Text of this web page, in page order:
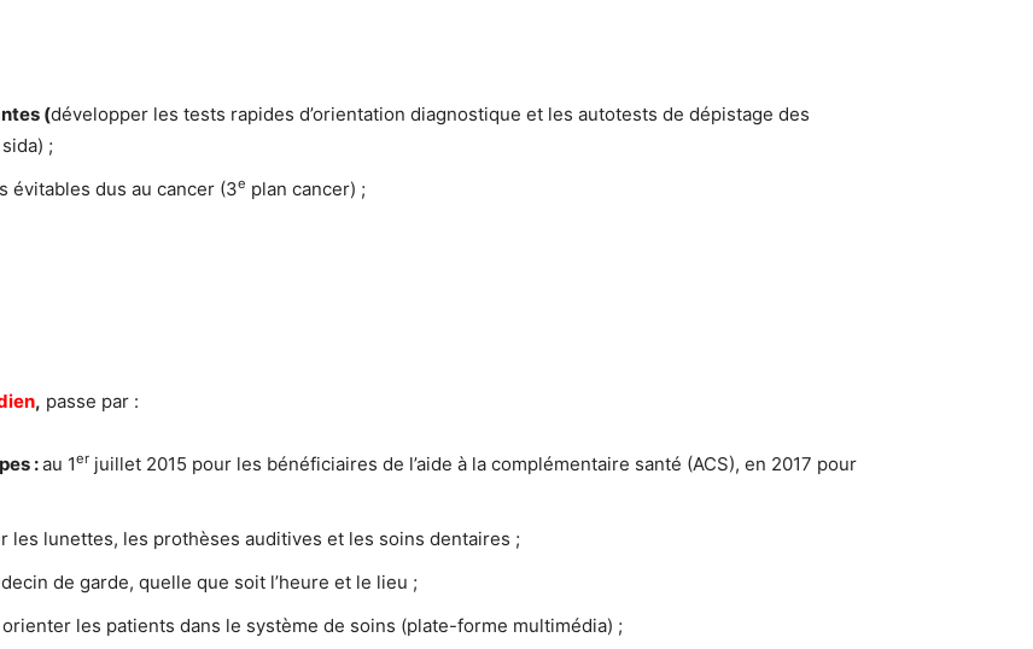
(développer les tests rapides d’orientation diagnostique et les autotests de dépistage des
;
évitables dus au cancer (3e plan cancer) ;
, passe par :
:au 1er juillet 2015 pour les bénéficiaires de l’aide à la complémentaire santé (ACS), en 2017 pour
les lunettes, les prothèses auditives et les soins dentaires ;
de garde, quelle que soit l’heure et le lieu ;
les patients dans le système de soins (plate-forme multimédia) ;